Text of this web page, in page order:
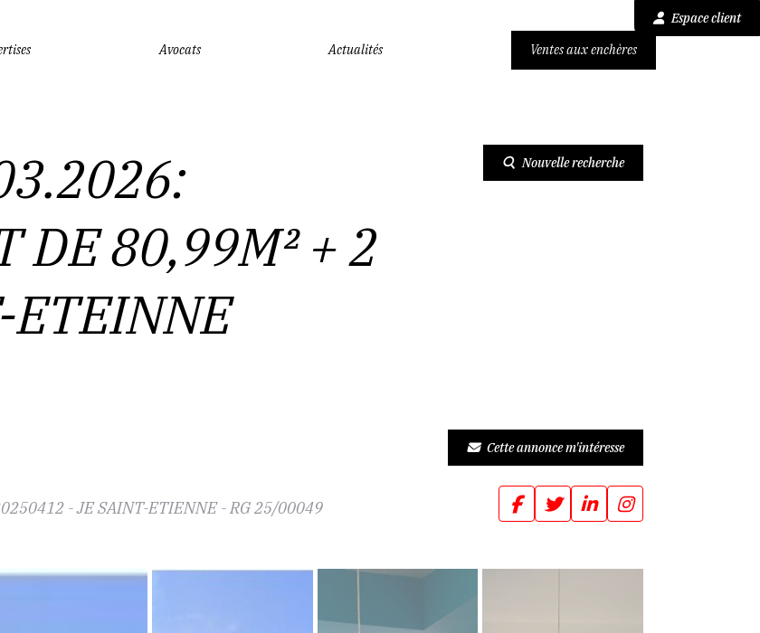
Espace client
Avocats Actualités Ventes aux enchères
Nouvelle recherche
Cette annonce m'intéresse
DE 80,99M² + 2
ETEINNE
- JE SAINT-ETIENNE - RG 25/00049